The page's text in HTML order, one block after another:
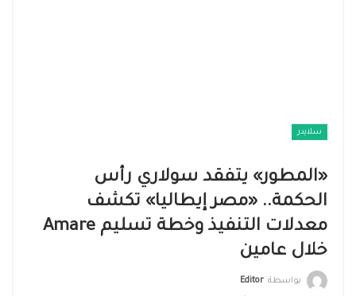
سلايدر
«المطور» يتفقد سولاري رأس
الحكمة.. «مصر إيطاليا» تكشف
معدلات التنفيذ وخطة تسليم Amare
خلال عامين
بواسطة Editor